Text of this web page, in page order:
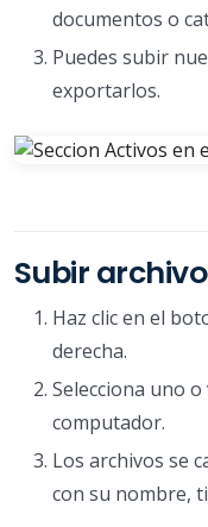
documentos o
Puedes subir
exportarlos.
Subir
Haz clic en el
derecha.
Selecciona uno
computador.
Los archivos se
con su nombre,